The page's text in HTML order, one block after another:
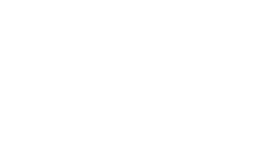
para, vonkajší
- 5x sauna (fínska, bio,
2x stolný tenis*, stolný futbal*